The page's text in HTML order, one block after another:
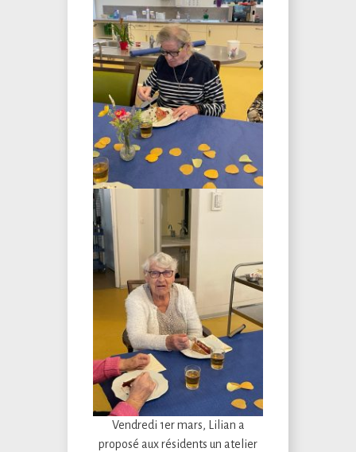
Vendredi 1er mars, Lilian a
proposé aux résidents un atelier